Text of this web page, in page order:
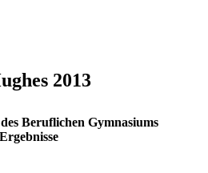
2013
Beruflichen Gymnasiums